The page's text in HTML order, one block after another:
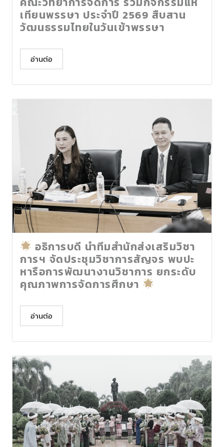
เทียนพรรษา ประจำปี 2569 สืบสาน
วัฒนธรรมไทยในวันเข้าพรรษา
อ่านต่อ
อธิการบดี นำทีมสำนักส่งเสริมวิชา
การฯ จัดประชุมวิชาการสัญจร พบปะ
หารือการพัฒนางานวิชาการ ยกระดับ
คุณภาพการจัดการศึกษา
อ่านต่อ